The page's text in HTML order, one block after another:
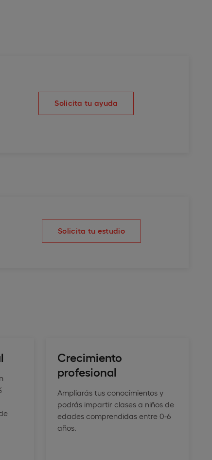
Solicita tu ayuda
Solicita tu estudio
Crecimiento
profesional
Ampliarás tus conocimientos y
podrás impartir clases a niños de
edades comprendidas entre 0-6
años.